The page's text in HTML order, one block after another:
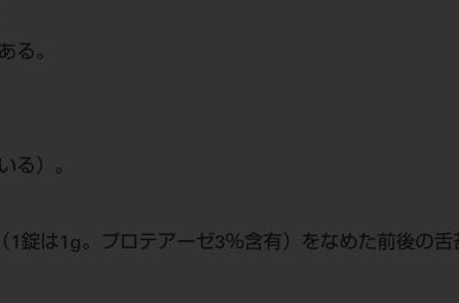
る。
る）。
1錠は1g。プロテアーゼ3％含有）をなめた前後の